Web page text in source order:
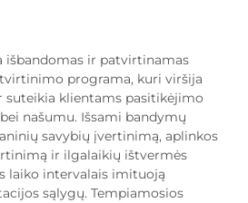
išbandomas ir patvirtinamas
programa, kuri viršija
suteikia klientams pasitikėjimo
našumu. Išsami bandymų
savybių įvertinimą, aplinkos
ir ilgalaikių ištvermės
laiko intervalais imituoją
sąlygų. Tempiamosios